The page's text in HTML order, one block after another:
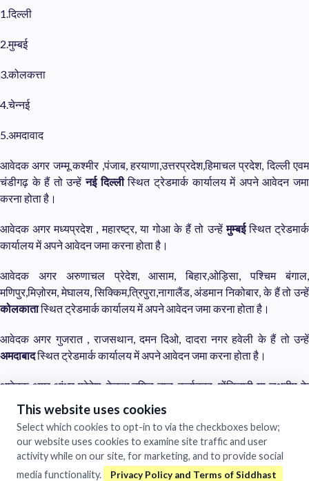
1.दिल्ली
2.मुम्बई
3.कोलकत्ता
4.चेन्नई
5.अमदावाद
आवेदक अगर जम्मू कश्मीर ,पंजाब, हरयाणा,उत्तरप्रदेश,हिमाचल प्रदेश, दिल्ली एवम
चंडीगढ़ के हैं तो उन्हेंनई दिल्लीस्थित ट्रेडमार्क कार्यालय में अपने आवेदन जमा
करना होता है।
आवेदक अगर मध्यप्रदेश , महारष्ट्र, या गोआ के हैं तो उन्हेंमुम्बईस्थित ट्रेडमार्क
कार्यालय में अपने आवेदन जमा करना होता है।
आवेदक अगर अरुणाचल प्रेदेश, आसाम, बिहार,ओड़िसा, पश्चिम बंगाल,
मणिपुर,मिज़ोरम, मेघालय, सिक्किम,त्रिपुरा,नागालैंड, अंडमान निकोबार, के हैं तो उन्हें
कोलकातास्थित ट्रेडमार्क कार्यालय में अपने आवेदन जमा करना होता है।
आवेदक अगर गुजरात , राजसथान, दमन दिओ, दादरा नगर हवेली के हैं तो उन्हें
अमदाबादस्थित ट्रेडमार्क कार्यालय में अपने आवेदन जमा करना होता है।
आवेदक अगर आंध्र प्रेदेश, केरला,तमिल नाडू, कर्नाटका, पोंडिचारी या लक्षदीप के
रहने वाले तो उन्हें
चेन्नई
स्थित ट्रेडमार्क कार्यालय में अपने आवेदन जमा करना होता
Tags
IP-Initial
Trademark ट्रेडमार्क
This website uses cookies
Select which cookies to opt-in to via the checkboxes below;
our website uses cookies to examine site traffic and user
activity while on our site, for marketing, and to provide social
media functionality.